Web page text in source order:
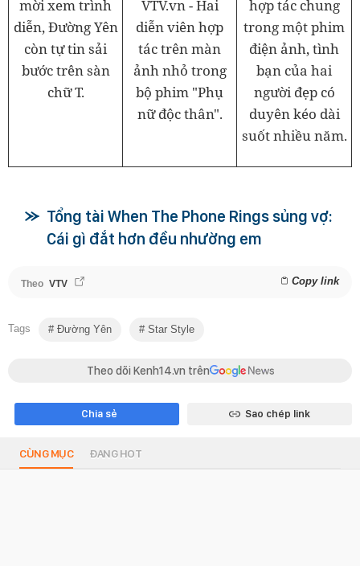
mời xem trình
diễn, Đường Yên
còn tự tin sải
bước trên sàn
chữ T.
VTV.vn - Hai
diễn viên hợp
tác trên màn
ảnh nhỏ trong
bộ phim "Phụ
nữ độc thân".
hợp tác chung
trong một phim
điện ảnh, tình
bạn của hai
người đẹp có
duyên kéo dài
suốt nhiều năm.
Tổng tài When The Phone Rings sủng vợ:
Cái gì đắt hơn đều nhường em
Theo VTV Copy link
Tags Đường Yên Star Style
Theo dõi Kenh14.vn trên
Chia sẻ Sao chép link
CÙNG MỤC ĐANG HOT